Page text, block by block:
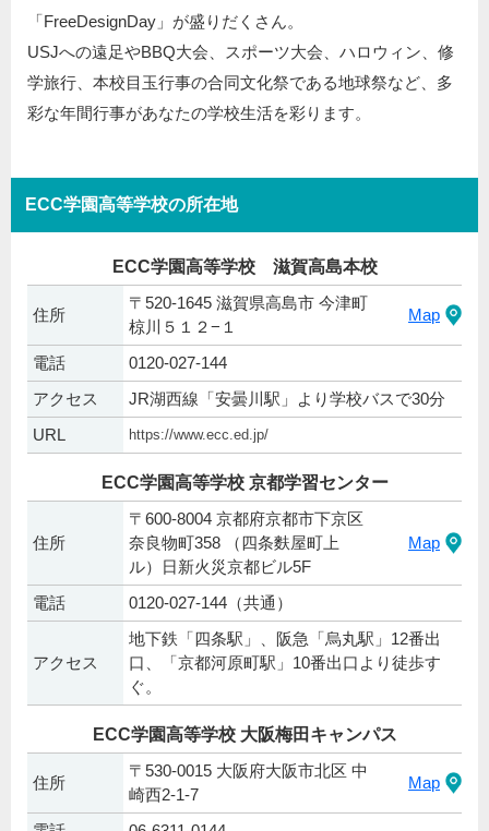
「FreeDesignDay」が盛りだくさん。
USJへの遠足やBBQ大会、スポーツ大会、ハロウィン、修
学旅行、本校目玉行事の合同文化祭である地球祭など、多
彩な年間行事があなたの学校生活を彩ります。
ECC学園高等学校の所在地
ECC学園高等学校 滋賀高島本校
住所
〒520-1645 滋賀県高島市 今津町
椋川５１２−１
Map
電話
0120-027-144
アクセス
JR湖西線「安曇川駅」より学校バスで30分
URL
https://www.ecc.ed.jp/
ECC学園高等学校 京都学習センター
住所
〒600-8004 京都府京都市下京区
奈良物町358 （四条麩屋町上
ル）日新火災京都ビル5F
Map
電話 0120-027-144（共通）
アクセス
地下鉄「四条駅」、阪急「烏丸駅」12番出
口、「京都河原町駅」10番出口より徒歩す
ぐ。
ECC学園高等学校 大阪梅田キャンパス
住所
〒530-0015 大阪府大阪市北区 中
崎西2-1-7
Map